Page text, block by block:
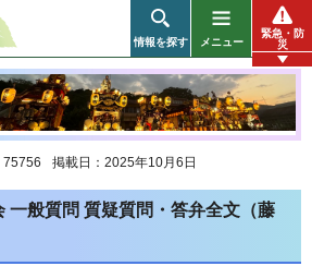
情報を探す メニュー
緊急・防
災
75756 掲載日：2025年10月6日
一般質問 質疑質問・答弁全文（藤